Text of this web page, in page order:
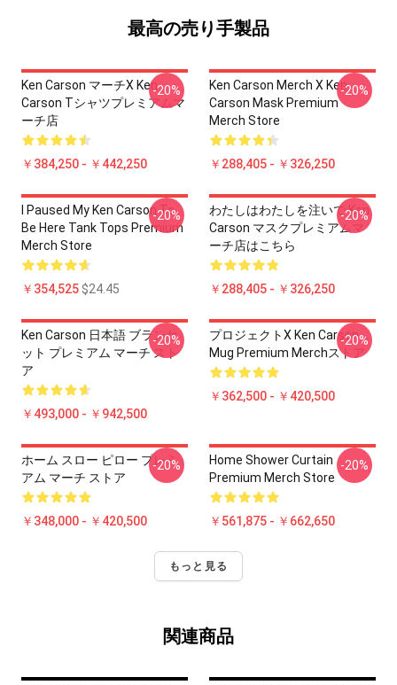
最高の売り手製品
Ken Carson マーチX Ken
Carson Tシャツプレミアムマ
ーチ店
￥384,250 - ￥442,250
-20%
Ken Carson Merch X Ken
Carson Mask Premium
Merch Store
￥288,405 - ￥326,250
-20%
I Paused My Ken Carson To
Be Here Tank Tops Premium
Merch Store
￥354,525$24.45
-20%
わたしはわたしを注いで Ken
Carson マスクプレミアムマ
ーチ店はこちら
￥288,405 - ￥326,250
-20%
Ken Carson 日本語 ブランケ
ット プレミアム マーチ スト
ア
￥493,000 - ￥942,500
-20%
プロジェクトX Ken Carson
Mug Premium Merchストア
￥362,500 - ￥420,500
-20%
ホーム スロー ピロー プレミ
アム マーチ ストア
￥348,000 - ￥420,500
-20%
Home Shower Curtain
Premium Merch Store
￥561,875 - ￥662,650
-20%
もっと見る
関連商品